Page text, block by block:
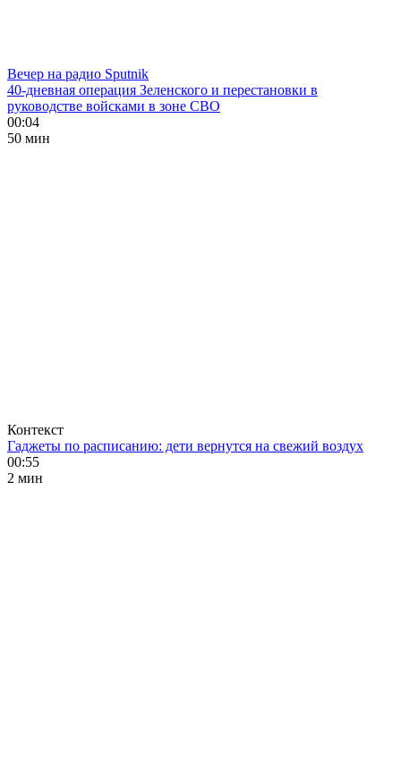
Вечер на радио Sputnik
40-дневная операция Зеленского и перестановки в
руководстве войсками в зоне СВО
00:04
50 мин
Контекст
Гаджеты по расписанию: дети вернутся на свежий воздух
00:55
2 мин